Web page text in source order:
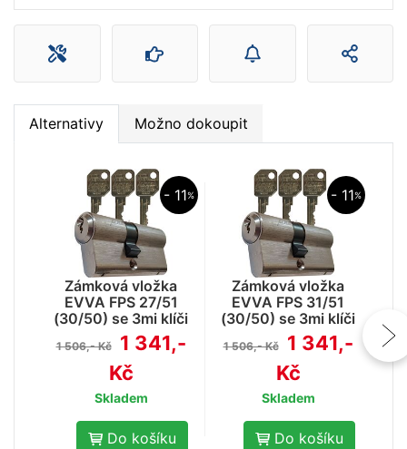
Alternativy Možno dokoupit
- 11%
Zámková vložka
EVVA FPS 27/51
(30/50) se 3mi klíči
a ochranou proti
odvrtání
1 506,- Kč
1 341,-
Kč
Do košíku
Skladem
- 11%
Zámková vložka
EVVA FPS 31/51
(30/50) se 3mi klíči
a ochranou proti
odvrtání
1 506,- Kč
1 341,-
Kč
Do košíku
Skladem